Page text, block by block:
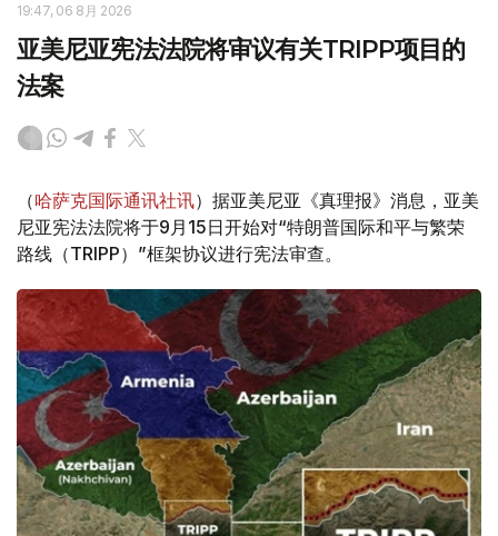
19:47, 06 8月 2026
亚美尼亚宪法法院将审议有关TRIPP项目的
法案
（哈萨克国际通讯社讯）据亚美尼亚《真理报》消息，亚美
尼亚宪法法院将于9月15日开始对“特朗普国际和平与繁荣
路线（TRIPP）”框架协议进行宪法审查。